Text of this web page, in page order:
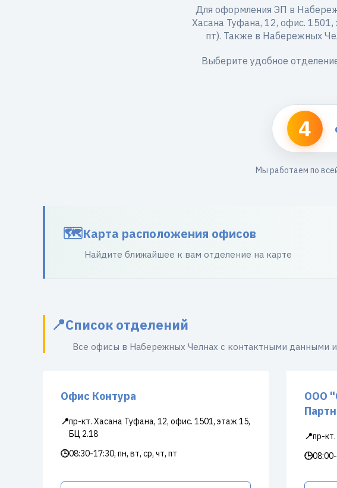
Для оформления ЭП в
Хасана Туфана, 12, офис.
пт). Также в Набережных
Выберите удобное
4
Мы работаем по
Карта расположения офисов
Найдите ближайшее к вам отделение на карте
Список отделений
Все офисы в Набережных Челнах с контактными данными
Офис Контура
📍пр-кт. Хасана Туфана, 12, офис. 1501, этаж 15,
БЦ 2.18
🕒08:30-17:30, пн, вт, ср, чт, пт
ООО
📍пр-
🕒